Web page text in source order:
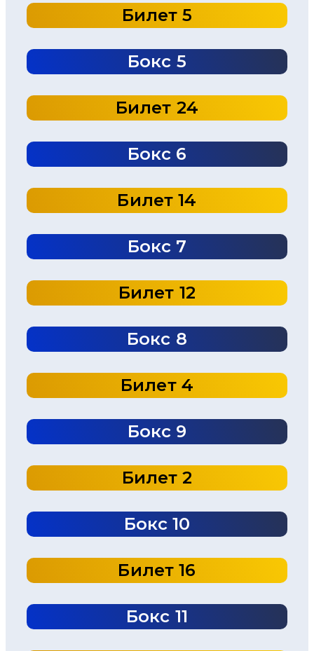
Билет 5
Бокс 5
Билет 24
Бокс 6
Билет 14
Бокс 7
Билет 12
Бокс 8
Билет 4
Бокс 9
Билет 2
Бокс 10
Билет 16
Бокс 11